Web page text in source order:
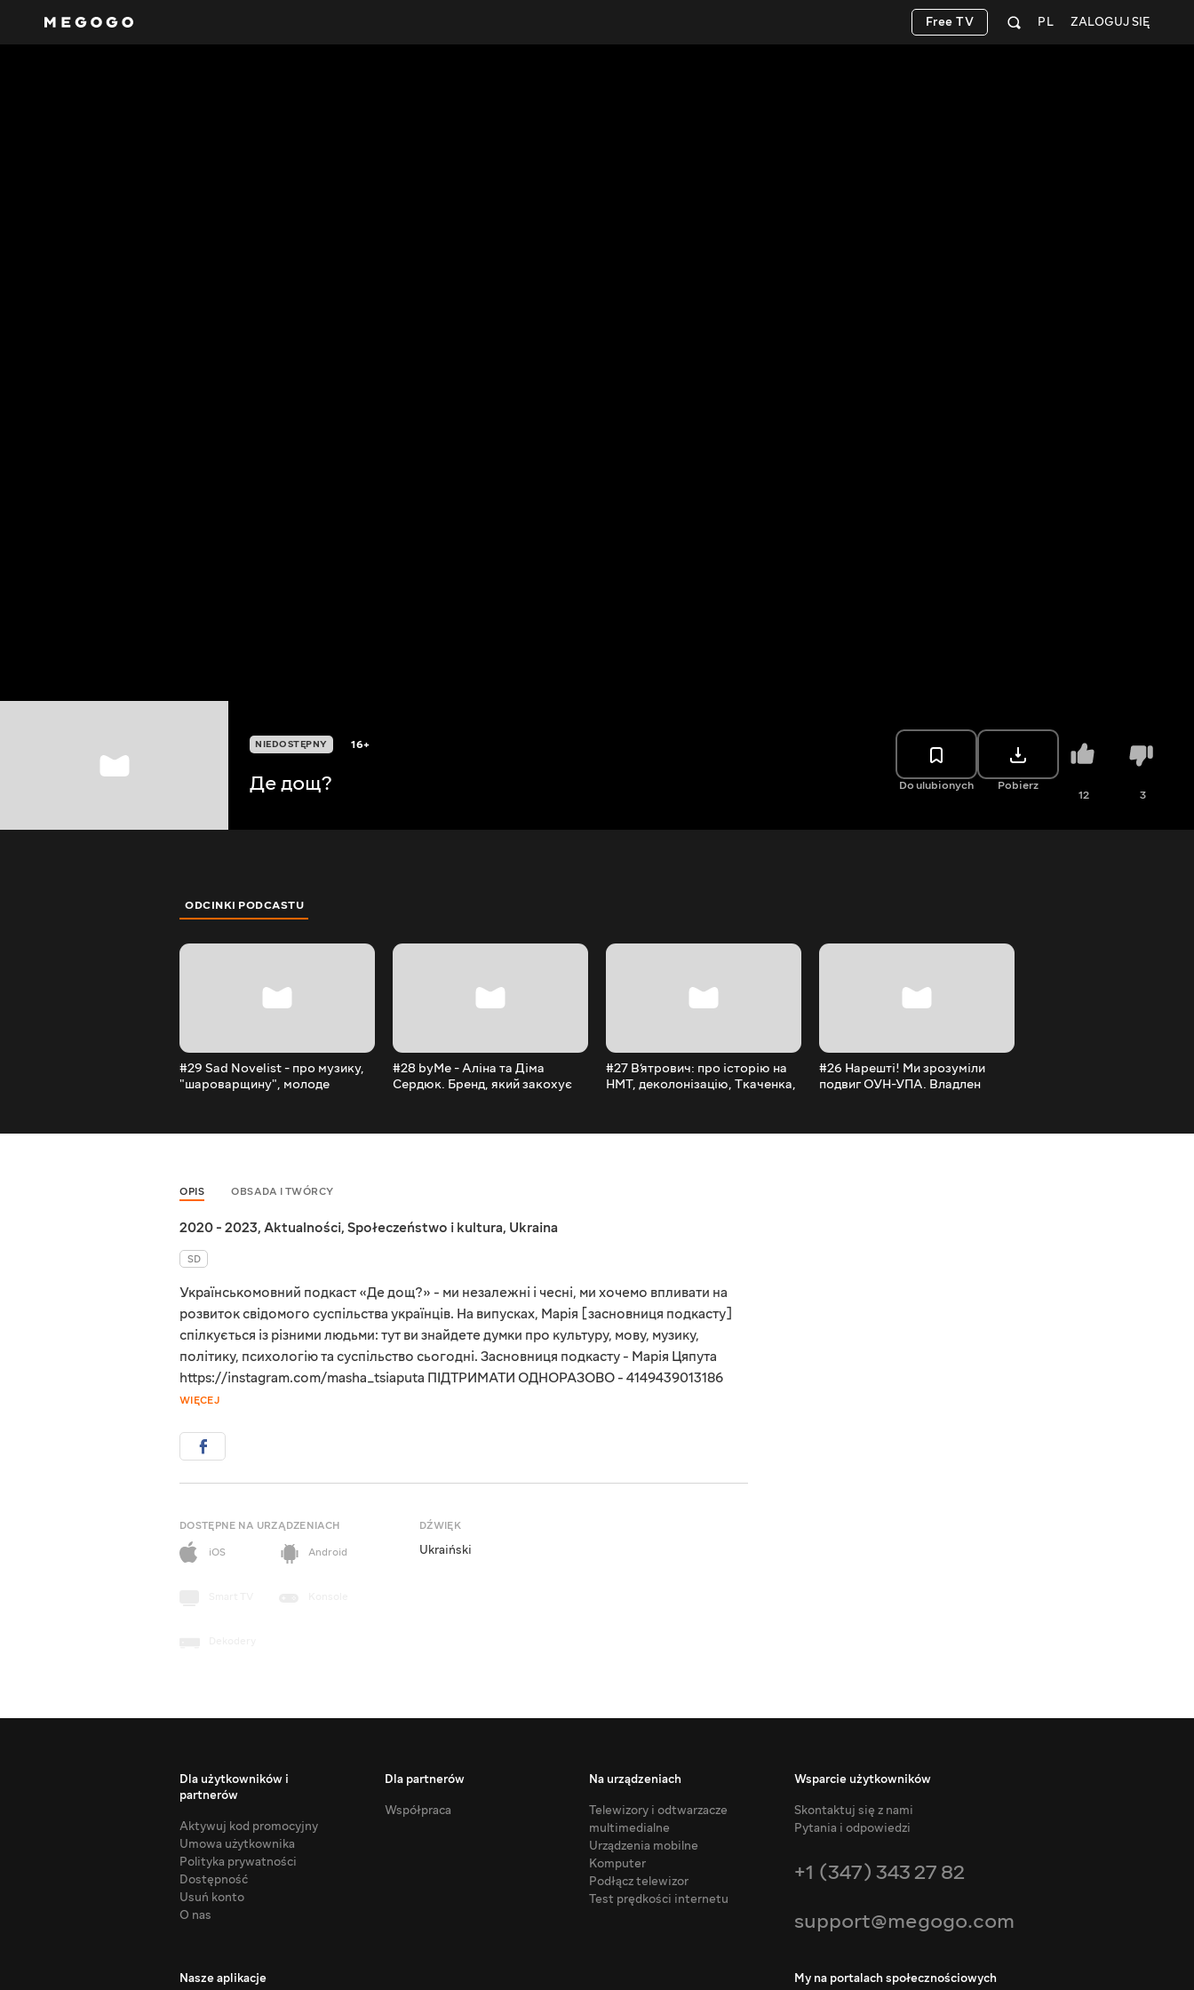
ZALOGUJ SIĘ
PL
Free TV
NIEDOSTĘPNY 16+
Де дощ? Do ulubionych Pobierz
12 3
ODCINKI PODCASTU
#29 Sad Novelist - про музику,
"шароварщину", молоде
#28 byMe - Аліна та Діма
Сердюк. Бренд, який закохує
#27 В‘ятрович: про історію на
НМТ, деколонізацію, Ткаченка,
#26 Нарешті! Ми зрозуміли
подвиг ОУН-УПА. Владлен
OPIS OBSADA I TWÓRCY
2020 - 2023, Aktualności, Społeczeństwo i kultura, Ukraina
SD
Українськомовний подкаст «Де дощ?» - ми незалежні і чесні, ми хочемо впливати на
розвиток свідомого суспільства українців. На випусках, Марія [засновниця подкасту]
спілкується із різними людьми: тут ви знайдете думки про культуру, мову, музику,
політику, психологію та суспільство сьогодні. Засновниця подкасту - Марія Цяпута
https://instagram.com/masha_tsiaputa ПІДТРИМАТИ ОДНОРАЗОВО - 4149439013186
WIĘCEJ
DOSTĘPNE NA URZĄDZENIACH
iOS
Android
DŹWIĘK
Ukraiński
Dla użytkowników i
partnerów
Aktywuj kod promocyjny
Umowa użytkownika
Polityka prywatności
Dostępność
Usuń konto
O nas
Dla partnerów
Współpraca
Na urządzeniach
Telewizory i odtwarzacze
multimedialne
Urządzenia mobilne
Komputer
Podłącz telewizor
Test prędkości internetu
Wsparcie użytkowników
Skontaktuj się z nami
Pytania i odpowiedzi
+1 (347) 343 27 82
support@megogo.com
Nasze aplikacje My na portalach społecznościowych